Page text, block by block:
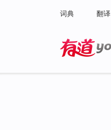
词典 翻译